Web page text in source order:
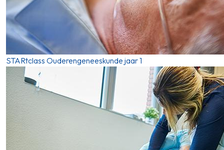
STARtclass Ouderengeneeskunde jaar 1